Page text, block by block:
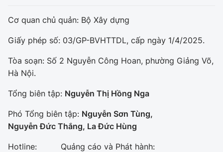
Cơ quan chủ quản: Bộ Xây dựng
Giấy phép số: 03/GP-BVHTTDL, cấp ngày 1/4/2025.
Tòa soạn: Số 2 Nguyễn Công Hoan, phường Giảng Võ,
Hà Nội.
Tổng biên tập: Nguyễn Thị Hồng Nga
Phó Tổng biên tập: Nguyễn Sơn Tùng,
Nguyễn Đức Thắng, La Đức Hùng
Hotline:
Quảng cáo và Phát hành: